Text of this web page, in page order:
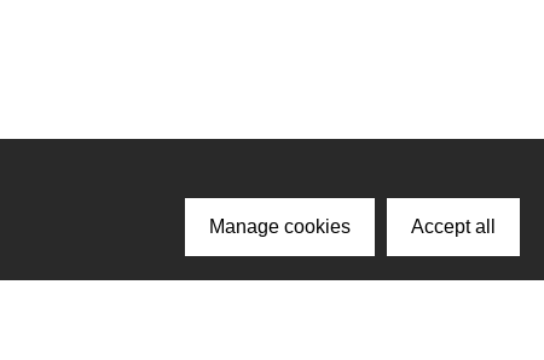
Manage cookies Accept all